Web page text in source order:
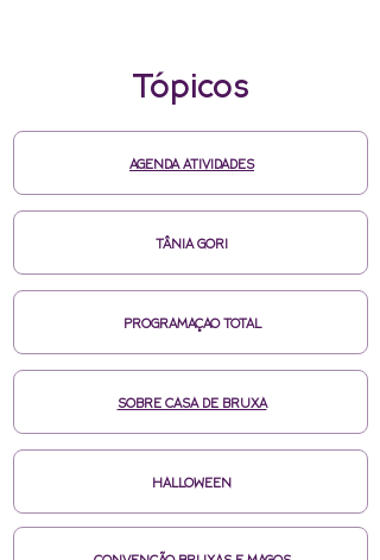
Tópicos
AGENDA ATIVIDADES
TÂNIA GORI
PROGRAMAÇAO TOTAL
SOBRE CASA DE BRUXA
HALLOWEEN